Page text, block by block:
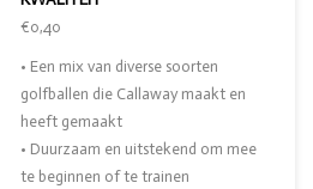
€0,40
• Een mix van diverse soorten
golfballen die Callaway maakt en
heeft gemaakt
• Duurzaam en uitstekend om mee
te beginnen of te trainen